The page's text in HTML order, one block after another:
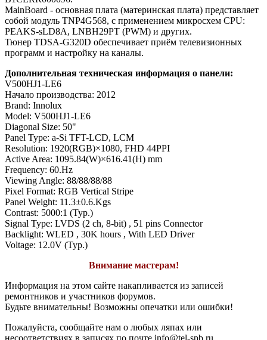
MainBoard - основная плата (материнская плата) представляет
собой модуль TNP4G568, с применением микросхем CPU:
PEAKS-sLD8A, LNBH29PT (PWM) и других.
Тюнер TDSA-G320D обеспечивает приём телевизионных
программ и настройку на каналы.
Дополнительная техническая информация о панели:
V500HJ1-LE6
Начало производства: 2012
Brand: Innolux
Model: V500HJ1-LE6
Diagonal Size: 50"
Panel Type: a-Si TFT-LCD, LCM
Resolution: 1920(RGB)×1080, FHD 44PPI
Active Area: 1095.84(W)×616.41(H) mm
Frequency: 60.Hz
Viewing Angle: 88/88/88/88
Pixel Format: RGB Vertical Stripe
Panel Weight: 11.3±0.6.Kgs
Contrast: 5000:1 (Typ.)
Signal Type: LVDS (2 ch, 8-bit) , 51 pins Connector
Backlight: WLED , 30K hours , With LED Driver
Voltage: 12.0V (Typ.)
Внимание мастерам!
Информация на этом сайте накапливается из записей
ремонтников и участников форумов.
Будьте внимательны! Возможны опечатки или ошибки!
Пожалуйста, сообщайте нам о любых ляпах или